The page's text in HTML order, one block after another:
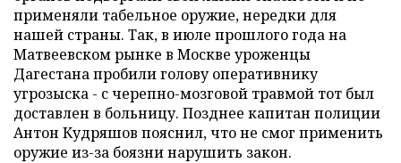
применяли табельное оружие, нередки для
нашей страны. Так, в июле прошлого года на
Матвеевском рынке в Москве уроженцы
Дагестана пробили голову оперативнику
угрозыска - с черепно-мозговой травмой тот был
доставлен в больницу. Позднее капитан полиции
Антон Кудряшов пояснил, что не смог применить
оружие из-за боязни нарушить закон.